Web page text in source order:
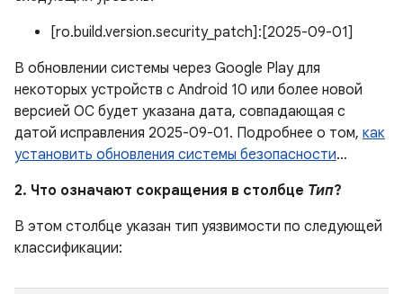
[ro.build.version.security_patch]:[2025-09-01]
В обновлении системы через Google Play для
некоторых устройств с Android 10 или более новой
версией ОС будет указана дата, совпадающая с
датой исправления 2025-09-01. Подробнее о том, как
установить обновления системы безопасности…
2. Что означают сокращения в столбце Тип?
В этом столбце указан тип уязвимости по следующей
классификации: